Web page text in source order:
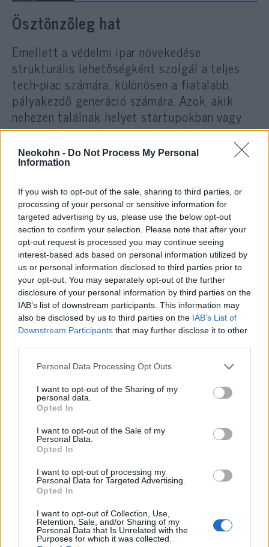
Neokohn - Do Not Process My Personal
Information
If you wish to opt-out of the sale, sharing to third parties, or
processing of your personal or sensitive information for
targeted advertising by us, please use the below opt-out
section to confirm your selection. Please note that after your
opt-out request is processed you may continue seeing
interest-based ads based on personal information utilized by
us or personal information disclosed to third parties prior to
your opt-out. You may separately opt-out of the further
disclosure of your personal information by third parties on the
IAB’s list of downstream participants. This information may
also be disclosed by us to third parties on the IAB’s List of
Downstream Participants that may further disclose it to other
Please note that this website/app uses one or more Google
not limited to your visit or usage behaviour. You may click to
grant or deny consent to Google and its third-party tags to
use your data for below specified purposes in below Google
consent section.
Personal Data Processing Opt Outs
I want to opt-out of the Sharing of my
personal data.
Opted In
I want to opt-out of the Sale of my
Personal Data.
Opted In
I want to opt-out of processing my
Personal Data for Targeted Advertising.
Opted In
I want to opt-out of Collection, Use,
Retention, Sale, and/or Sharing of my
Personal Data that Is Unrelated with the
Purposes for which it was collected.
Ösztönzőleg hat
Emellett a védelmi ipar növekedése
strukturális lehetőségként szolgál a teljes
tech-piac számára, különösen a fiatalabb,
pályakezdő generáció számára. Azok, akik
nehezen találnak helyet startupokban vagy
nagyvállalatoknál, itt strukturált képzést,
tapasztalatot és stabil környezetet kapnak.
Így a szektor nemcsak a hagyományos
katonai pályákon, hanem tágabb értelemben
is bővítheti az izraeli kiválóságok körét, sőt,
ugródeszkát jelenthet a jövőbeli
vállalkozásokhoz vagy civil tech-karrierhez.
Ugyanakkor a civil tech irányából a védelmi
szektor felé történő elmozdulás komoly
kérdéseketvet fel az egész iparág jövőjét
illetően. Ez a folyamat aggodalmakat kelt a
„Startup Nemzet” hagyományosan nyitott és
globális ökoszisztémája kapcsán, amely
nélkülözhetetlen Izrael technológiai
sikereihez.
A befektetők aggódnak
Továbbá egyes befektetők – főként az